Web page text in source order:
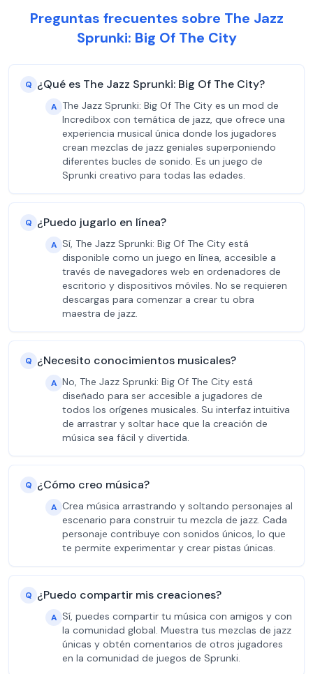
Preguntas frecuentes sobre The Jazz
Sprunki: Big Of The City
Q ¿Qué es The Jazz Sprunki: Big Of The City?
A The Jazz Sprunki: Big Of The City es un mod de
Incredibox con temática de jazz, que ofrece una
experiencia musical única donde los jugadores
crean mezclas de jazz geniales superponiendo
diferentes bucles de sonido. Es un juego de
Sprunki creativo para todas las edades.
Q ¿Puedo jugarlo en línea?
A Sí, The Jazz Sprunki: Big Of The City está
disponible como un juego en línea, accesible a
través de navegadores web en ordenadores de
escritorio y dispositivos móviles. No se requieren
descargas para comenzar a crear tu obra
maestra de jazz.
Q ¿Necesito conocimientos musicales?
A No, The Jazz Sprunki: Big Of The City está
diseñado para ser accesible a jugadores de
todos los orígenes musicales. Su interfaz intuitiva
de arrastrar y soltar hace que la creación de
música sea fácil y divertida.
Q ¿Cómo creo música?
A Crea música arrastrando y soltando personajes al
escenario para construir tu mezcla de jazz. Cada
personaje contribuye con sonidos únicos, lo que
te permite experimentar y crear pistas únicas.
Q ¿Puedo compartir mis creaciones?
A Sí, puedes compartir tu música con amigos y con
la comunidad global. Muestra tus mezclas de jazz
únicas y obtén comentarios de otros jugadores
en la comunidad de juegos de Sprunki.